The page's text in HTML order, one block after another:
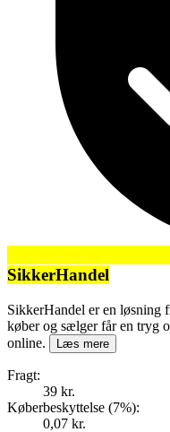
SikkerHandel
SikkerHandel er en løsning
køber og sælger får en tryg
online.
Læs mere
Fragt:
39 kr.
Køberbeskyttelse (7%):
0,07 kr.